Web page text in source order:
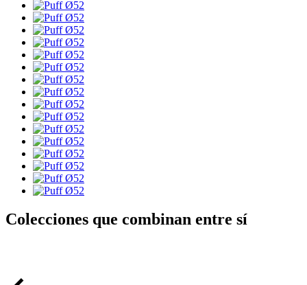
Colecciones que combinan entre sí